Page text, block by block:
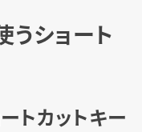
ーが初期化さ
うショート
トカットキー